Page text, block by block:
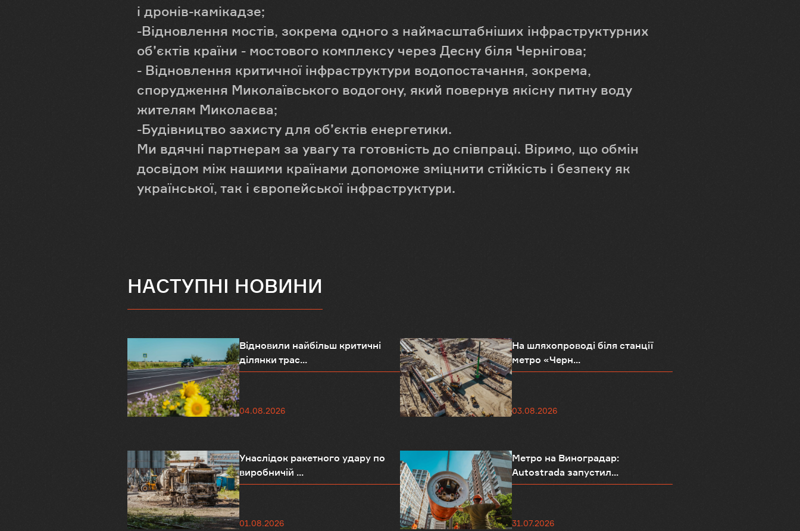
і дронів-камікадзе;
-Відновлення мостів, зокрема одного з наймасштабніших інфраструктурних
об’єктів країни - мостового комплексу через Десну біля Чернігова;
- Відновлення критичної інфраструктури водопостачання, зокрема,
спорудження Миколаївського водогону, який повернув якісну питну воду
жителям Миколаєва;
-Будівництво захисту для об’єктів енергетики.
Ми вдячні партнерам за увагу та готовність до співпраці. Віримо, що обмін
досвідом між нашими країнами допоможе зміцнити стійкість і безпеку як
української, так і європейської інфраструктури.
НАСТУПНІ НОВИНИ
Відновили найбільш критичні
ділянки трас...
04.08.2026
На шляхопроводі біля станції
метро «Черн...
03.08.2026
Унаслідок ракетного удару по
виробничій ...
01.08.2026
Метро на Виноградар:
Autostrada запустил...
31.07.2026